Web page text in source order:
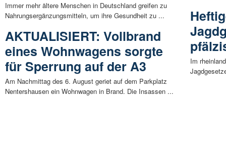
Immer mehr ältere Menschen in Deutschland greifen zu
Nahrungsergänzungsmitteln, um ihre Gesundheit zu ...
AKTUALISIERT: Vollbrand
eines Wohnwagens sorgte
für Sperrung auf der A3
Am Nachmittag des 6. August geriet auf dem Parkplatz
Nentershausen ein Wohnwagen in Brand. Die Insassen ...
Im